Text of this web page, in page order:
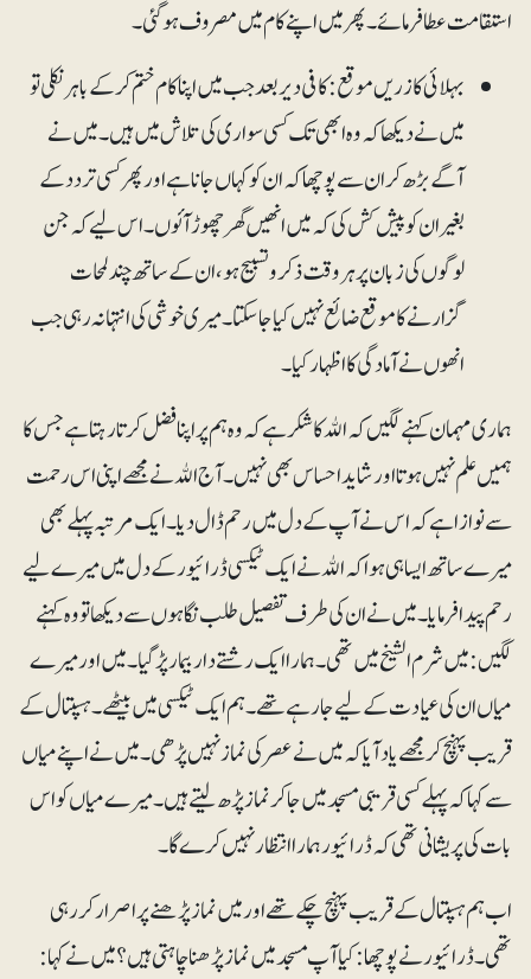
استقامت عطافرمائے۔ پھر میں اپنے کام میں مصروف ہوگئی۔
بہلائی کا زریں موقع: کافی دیر بعد جب میں اپنا کام ختم کرکے باہر نکلی تو
میں نے دیکھا کہ وہ ابھی تک کسی سواری کی تلاش میں ہیں۔ میں نے
آگے بڑھ کر ان سے پوچھا کہ ان کو کہاں جانا ہے اور پھر کسی تردد کے
بغیر ان کو پیش کش کی کہ میں انھیں گھر چھوڑ آئوں۔ اس لیے کہ جن
لوگوں کی زبان پر ہر وقت ذکروتسبیح ہو، ان کے ساتھ چند لمحات
گزارنے کا موقع ضائع نہیں کیاجاسکتا۔ میری خوشی کی انتہا نہ رہی جب
انھوں نے آمادگی کا اظہار کیا۔
ہماری مہمان کہنے لگیں کہ اﷲ کا شکر ہے کہ وہ ہم پر اپنا فضل کرتا رہتا ہے جس کا
ہمیں علم نہیں ہوتا اور شاید احساس بھی نہیں۔ آج اﷲ نے مجھے اپنی اس رحمت
سے نوازا ہے کہ اس نے آپ کے دل میں رحم ڈال دیا۔ ایک مرتبہ پہلے بھی
میرے ساتھ ایسا ہی ہوا کہ اﷲ نے ایک ٹیکسی ڈرائیور کے دل میں میرے لیے
رحم پیدا فرمایا۔میں نے ان کی طرف تفصیل طلب نگاہوں سے دیکھا تو وہ کہنے
لگیں: میں شرم الشیخ میں تھی۔ ہمارا ایک رشتے دار بیمار پڑ گیا۔میں اور میرے
میاں ان کی عیادت کے لیے جارہے تھے۔ ہم ایک ٹیکسی میں بیٹھے۔ ہسپتال کے
قریب پہنچ کر مجھے یاد آیا کہ میں نے عصر کی نماز نہیں پڑھی۔میں نے اپنے میاں
سے کہا کہ پہلے کسی قریبی مسجد میں جاکر نماز پڑھ لیتے ہیں۔ میرے میاں کو اس
بات کی پریشانی تھی کہ ڈرائیور ہمارا انتظار نہیں کرے گا۔
اب ہم ہسپتال کے قریب پہنچ چکے تھے اور میں نماز پڑھنے پر اصرار کررہی
تھی۔ ڈرائیور نے پوچھا: کیا آپ مسجد میں نماز پڑھنا چاہتی ہیں؟ میں نے کہا: